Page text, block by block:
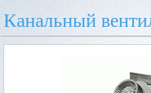
Канальный